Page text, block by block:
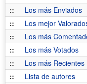
::
Los más Enviados
::
Los mejor
::
Los más
::
Los más Votados
::
Los más Recientes
::
Lista de autores